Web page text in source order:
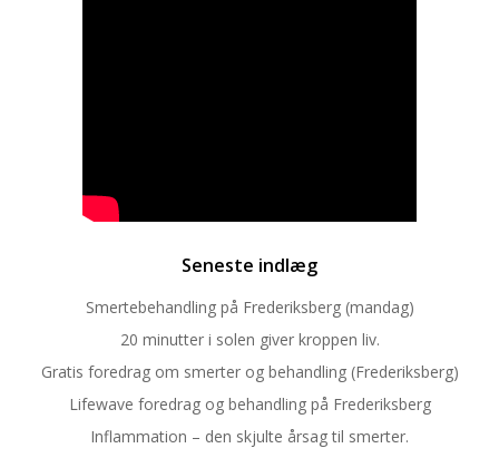
Seneste indlæg
Smertebehandling på Frederiksberg (mandag)
20 minutter i solen giver kroppen liv.
Gratis foredrag om smerter og behandling (Frederiksberg)
Lifewave foredrag og behandling på Frederiksberg
Inflammation – den skjulte årsag til smerter.